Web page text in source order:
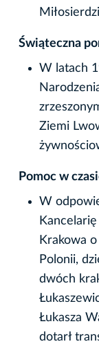
Świąteczna
W latach
Ziemi
Pomoc w
W
Krakowa
Polonii,
dwóch
Łukasza
dotarł